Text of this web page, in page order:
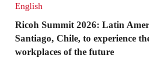
English
Ricoh Summit 2026: Latin
Santiago, Chile, to experience
workplaces of the future